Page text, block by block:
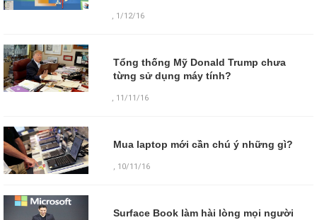
, 1/12/16
Tổng thống Mỹ Donald Trump chưa
từng sử dụng máy tính?
, 11/11/16
Mua laptop mới cần chú ý những gì?
, 10/11/16
Surface Book làm hài lòng mọi người